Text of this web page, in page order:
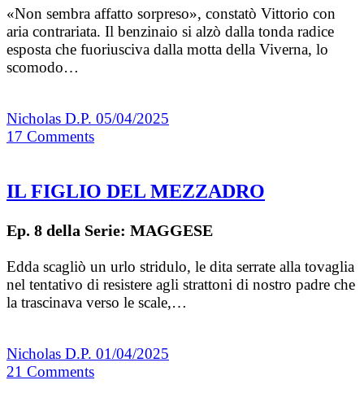
«Non sembra affatto sorpreso», constatò Vittorio con
aria contrariata. Il benzinaio si alzò dalla tonda radice
esposta che fuoriusciva dalla motta della Viverna, lo
scomodo…
Nicholas D.P. 05/04/2025
17 Comments
IL FIGLIO DEL MEZZADRO
Ep. 8 della Serie: MAGGESE
Edda scagliò un urlo stridulo, le dita serrate alla tovaglia
nel tentativo di resistere agli strattoni di nostro padre che
la trascinava verso le scale,…
Nicholas D.P. 01/04/2025
21 Comments